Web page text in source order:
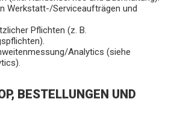
Werkstatt-/Serviceaufträgen und
Pflichten (z. B.
Analytics (siehe
BESTELLUNGEN UND